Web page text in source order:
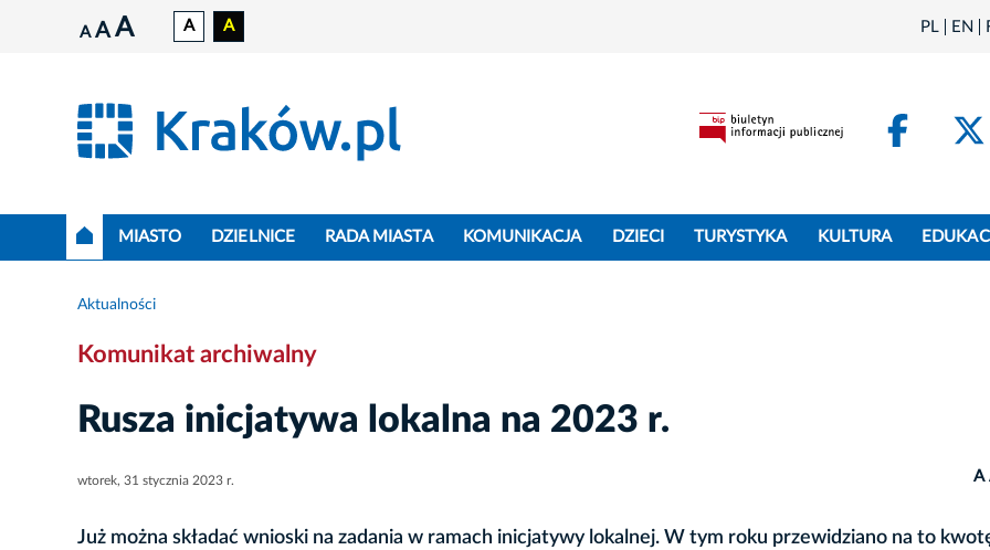
A A A A A PL EN
MIASTO DZIELNICE RADA MIASTA KOMUNIKACJA DZIECI TURYSTYKA KULTURA
Aktualności
Komunikat archiwalny
Rusza inicjatywa lokalna na 2023 r.
wtorek, 31 stycznia 2023 r. A
Już można składać wnioski na zadania w ramach inicjatywy lokalnej. W tym roku przewidziano na to